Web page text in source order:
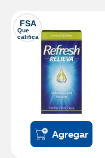
FSA
Que
califica
Agregar